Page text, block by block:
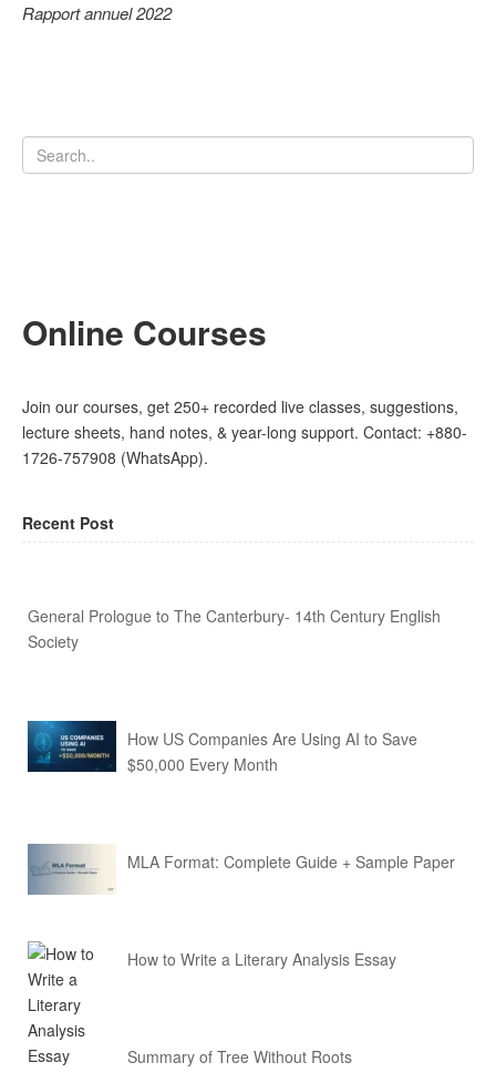
Rapport annuel 2022
Online Courses
Join our courses, get 250+ recorded live classes, suggestions,
lecture sheets, hand notes, & year-long support. Contact: +880-
1726-757908 (WhatsApp).
Recent Post
General Prologue to The Canterbury- 14th Century English
Society
How US Companies Are Using AI to Save
$50,000 Every Month
MLA Format: Complete Guide + Sample Paper
How to Write a Literary Analysis Essay
Summary of Tree Without Roots